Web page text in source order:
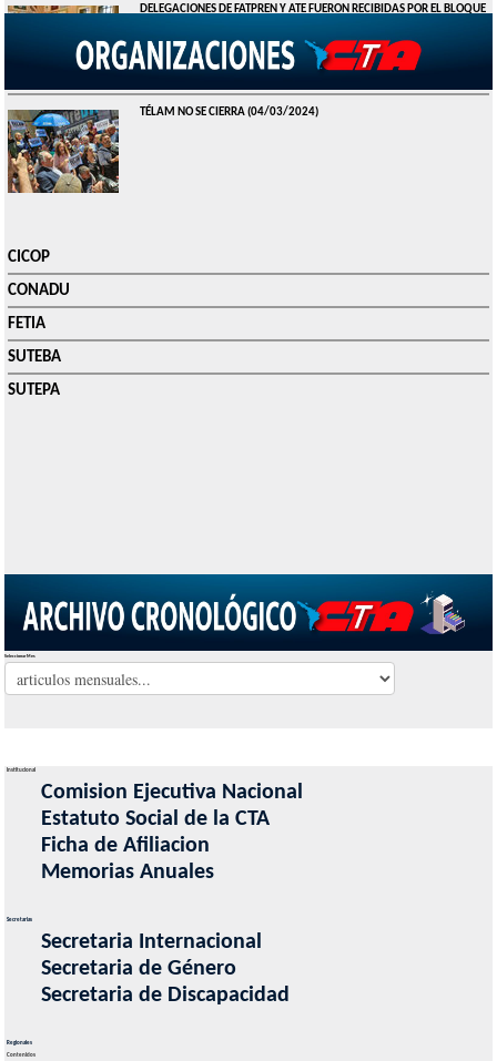
DELEGACIONES DE FATPREN Y ATE FUERON RECIBIDAS POR EL BLOQUE
TÉLAM NO SE CIERRA(04/03/2024)
CICOP
CONADU
FETIA
SUTEBA
SUTEPA
Seleccionar Mes
Institucional
Comision Ejecutiva Nacional
Estatuto Social de la CTA
Ficha de Afiliacion
Memorias Anuales
Secretarias
Secretaria Internacional
Secretaria de Género
Secretaria de Discapacidad
Regionales
Contenidos